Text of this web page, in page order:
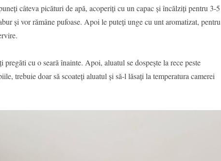
câteva picături de apă, acoperiți cu un capac și încălziți pentru 3-5
și vor rămâne pufoase. Apoi le puteți unge cu unt aromatizat, pentru
cu o seară înainte. Apoi, aluatul se dospește la rece peste
trebuie doar să scoateți aluatul și să-l lăsați la temperatura camerei